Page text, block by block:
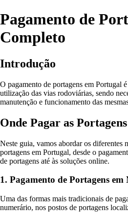
Pagamento de
Completo
Introdução
O pagamento de portagens em Portugal
utilização das vias rodoviárias, sendo
manutenção e funcionamento das
Onde Pagar as
Neste guia, vamos abordar os diferentes
portagens em Portugal, desde o
de portagens até às soluções online.
1. Pagamento de Portagens
Uma das formas mais tradicionais de
numerário, nos postos de portagens